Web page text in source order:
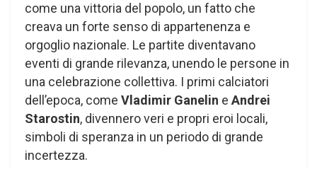
come una vittoria del popolo, un fatto che
creava un forte senso di appartenenza e
orgoglio nazionale. Le partite diventavano
eventi di grande rilevanza, unendo le persone in
una celebrazione collettiva. I primi calciatori
dell’epoca, come Vladimir Ganelin e Andrei
Starostin, divennero veri e propri eroi locali,
simboli di speranza in un periodo di grande
incertezza.